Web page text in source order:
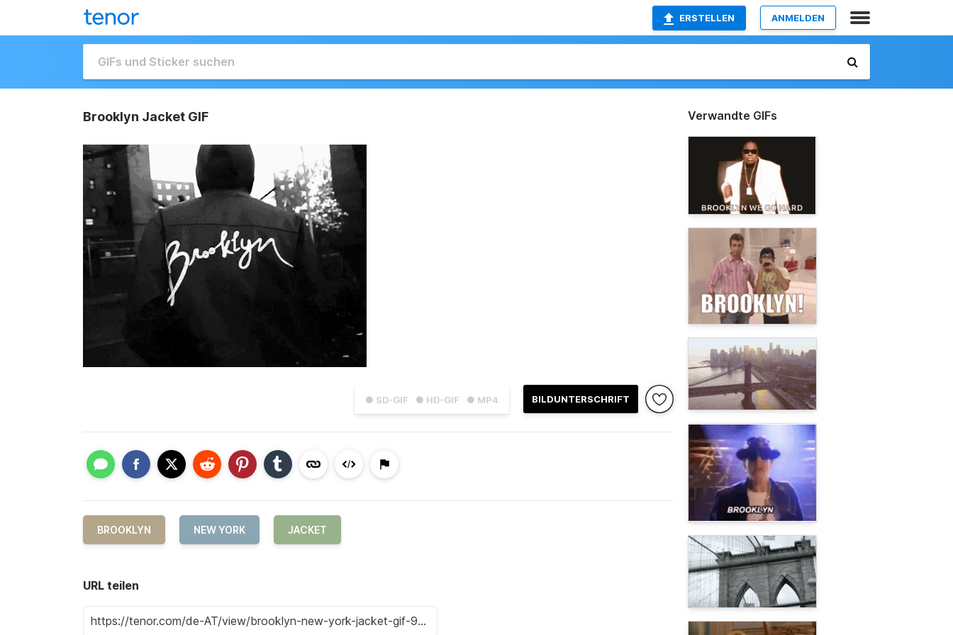
ERSTELLEN ANMELDEN
Brooklyn Jacket GIF
● SD-GIF ● HD-GIF ● MP4 BILDUNTERSCHRIFT
BROOKLYN NEW YORK JACKET
URL teilen
Verwandte GIFs